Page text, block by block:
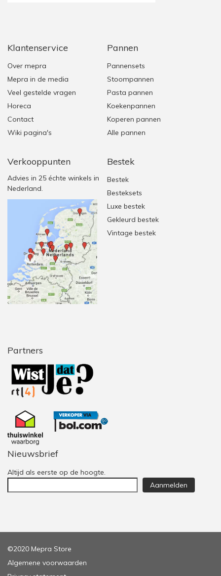
Klantenservice
Over mepra
Mepra in de media
Veel gestelde vragen
Horeca
Contact
Wiki pagina's
Verkooppunten
Advies in 25 échte winkels in
Nederland.
Pannen
Pannensets
Stoompannen
Pasta pannen
Koekenpannen
Koperen pannen
Alle pannen
Bestek
Bestek
Besteksets
Luxe bestek
Gekleurd bestek
Vintage bestek
Partners
Nieuwsbrief
Altijd als eerste op de hoogte.
Aanmelden
©2020 Mepra Store
Algemene voorwaarden